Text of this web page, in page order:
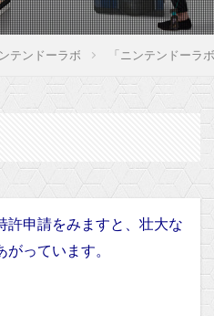
テンドーラボ 「ニンテンドーラ
許申請をみますと、壮大な
っています。